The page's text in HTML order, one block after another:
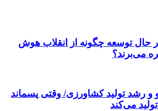
حال توسعه چگونه از انقلاب هوش
می‌برند؟
و رشد تولید کشاورزی/ وقتی پسماند
می‌کند